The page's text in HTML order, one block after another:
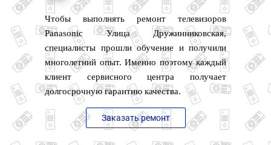
Чтобы выполнять ремонт телевизоров
Panasonic Улица Дружинниковская,
специалисты прошли обучение и получили
многолетний опыт. Именно поэтому каждый
клиент сервисного центра получает
долгосрочную гарантию качества.
Заказать ремонт